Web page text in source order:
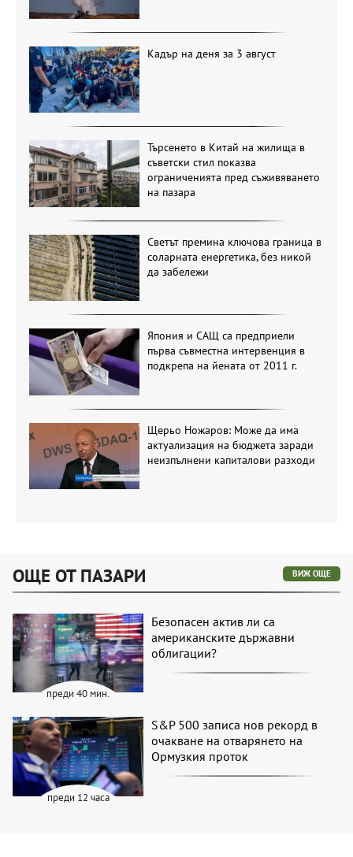
Кадър на деня за 3 август
Търсенето в Китай на жилища в
съветски стил показва
ограниченията пред съживяването
на пазара
Светът премина ключова граница в
соларната енергетика, без никой
да забележи
Япония и САЩ са предприели
първа съвместна интервенция в
подкрепа на йената от 2011 г.
Щерьо Ножаров: Може да има
актуализация на бюджета заради
неизпълнени капиталови разходи
ОЩЕ ОТ ПАЗАРИ ВИЖ ОЩЕ
преди 40 мин.
Безопасен актив ли са
американските държавни
облигации?
преди 12 часа
S&P 500 записа нов рекорд в
очакване на отварянето на
Ормузкия проток